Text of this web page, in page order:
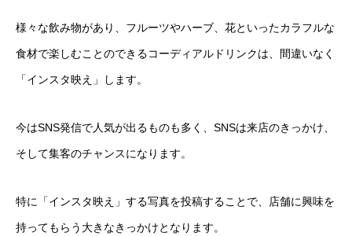
様々な飲み物があり、フルーツやハーブ、花といったカラフルな
食材で楽しむことのできるコーディアルドリンクは、間違いなく
「インスタ映え」します。
今はSNS発信で人気が出るものも多く、SNSは来店のきっかけ、
そして集客のチャンスになります。
特に「インスタ映え」する写真を投稿することで、店舗に興味を
持ってもらう大きなきっかけとなります。